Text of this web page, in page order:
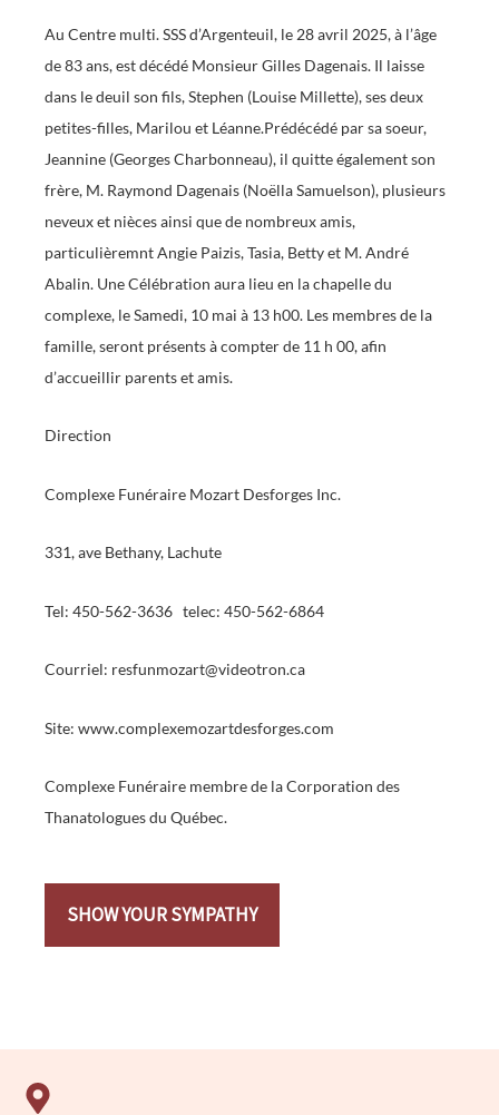
Au Centre multi. SSS d’Argenteuil, le 28 avril 2025, à l’âge
de 83 ans, est décédé Monsieur Gilles Dagenais. Il laisse
dans le deuil son fils, Stephen (Louise Millette), ses deux
petites-filles, Marilou et Léanne.Prédécédé par sa soeur,
Jeannine (Georges Charbonneau), il quitte également son
frère, M. Raymond Dagenais (Noëlla Samuelson), plusieurs
neveux et nièces ainsi que de nombreux amis,
particulièremnt Angie Paizis, Tasia, Betty et M. André
Abalin. Une Célébration aura lieu en la chapelle du
complexe, le Samedi, 10 mai à 13 h00. Les membres de la
famille, seront présents à compter de 11 h 00, afin
d’accueillir parents et amis.
Direction
Complexe Funéraire Mozart Desforges Inc.
331, ave Bethany, Lachute
Tel: 450-562-3636 telec: 450-562-6864
Courriel: resfunmozart@videotron.ca
Site: www.complexemozartdesforges.com
Complexe Funéraire membre de la Corporation des
Thanatologues du Québec.
SHOW YOUR SYMPATHY